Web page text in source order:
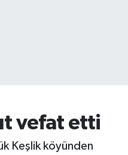
vefat etti
Keşlik köyünden
Fikstür